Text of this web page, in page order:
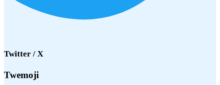
Twitter / X
Twemoji